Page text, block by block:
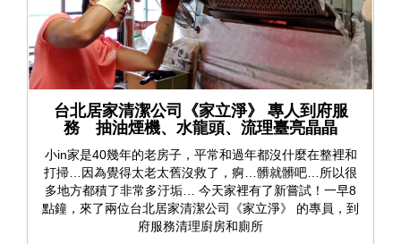
台北居家清潔公司《家立淨》 專人到府服
務 抽油煙機、水龍頭、流理臺亮晶晶
小in家是40幾年的老房子，平常和過年都沒什麼在整裡和
打掃…因為覺得太老太舊沒救了，痾…髒就髒吧…所以很
多地方都積了非常多汙垢… 今天家裡有了新嘗試！一早8
點鐘，來了兩位台北居家清潔公司《家立淨》 的專員，到
府服務清理廚房和廁所